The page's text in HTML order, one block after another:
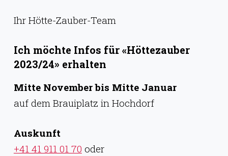
Ihr Hötte-Zauber-Team
Ich möchte Infos für «Höttezauber
2023/24» erhalten
Mitte November bis Mitte Januar
auf dem Brauiplatz in Hochdorf
Auskunft
+41 41 911 01 70 oder